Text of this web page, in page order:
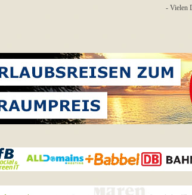
- Vielen
All Domains Babbel bahn.de
mal-
Maren